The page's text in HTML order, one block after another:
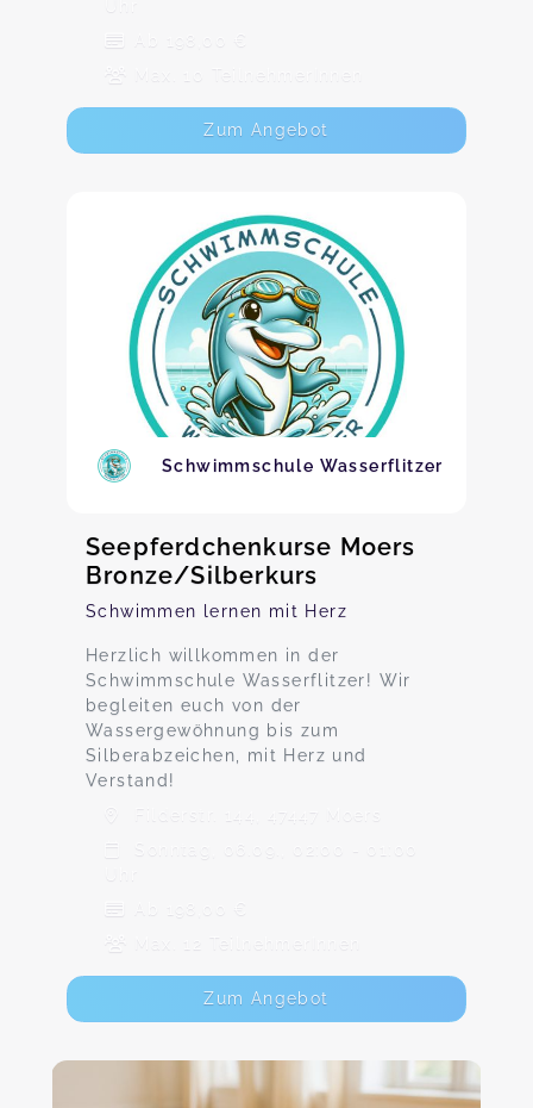
Ab 198,00 €
Max. 10 TeilnehmerInnen
Zum Angebot
Schwimmschule Wasserflitzer
Seepferdchenkurse Moers
Bronze/Silberkurs
Schwimmen lernen mit Herz
Herzlich willkommen in der
Schwimmschule Wasserflitzer! Wir
begleiten euch von der
Wassergewöhnung bis zum
Silberabzeichen, mit Herz und
Verstand!
Filderstr. 144, 47447 Moers
Sonntag, 06.09., 02:00 - 01:00
Ab 198,00 €
Max. 12 TeilnehmerInnen
Zum Angebot